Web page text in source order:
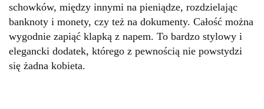
schowków, między innymi na pieniądze, rozdzielając
banknoty i monety, czy też na dokumenty. Całość można
wygodnie zapiąć klapką z napem. To bardzo stylowy i
elegancki dodatek, którego z pewnością nie powstydzi
się żadna kobieta.